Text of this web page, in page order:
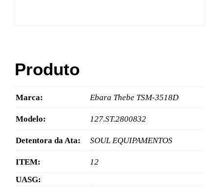
Produto
Marca: Ebara Thebe TSM-3518D
Modelo: 127.ST.2800832
Detentora da Ata: SOUL EQUIPAMENTOS
ITEM:
12
UASG: